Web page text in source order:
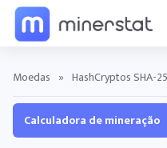
Moedas » HashCryptos SHA-
Calculadora de mineração